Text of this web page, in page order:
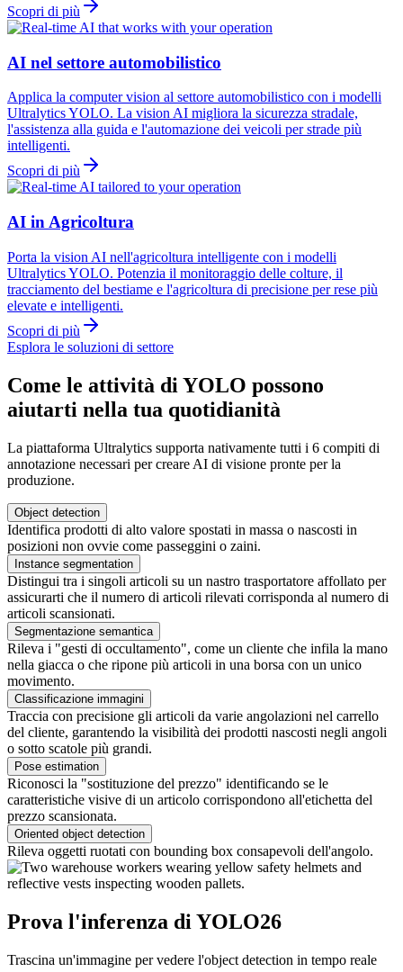
Scopri di più
AI nel settore automobilistico
Applica la computer vision al settore automobilistico con i modelli
Ultralytics YOLO. La vision AI migliora la sicurezza stradale,
l'assistenza alla guida e l'automazione dei veicoli per strade più
intelligenti.
Scopri di più
AI in Agricoltura
Porta la vision AI nell'agricoltura intelligente con i modelli
Ultralytics YOLO. Potenzia il monitoraggio delle colture, il
tracciamento del bestiame e l'agricoltura di precisione per rese più
elevate e intelligenti.
Scopri di più
Esplora le soluzioni di settore
Come le attività di YOLO possono
aiutarti nella tua quotidianità
La piattaforma Ultralytics supporta nativamente tutti i 6 compiti di
annotazione necessari per creare AI di visione pronte per la
produzione.
Object detection
Identifica prodotti di alto valore spostati in massa o nascosti in
posizioni non ovvie come passeggini o zaini.
Instance segmentation
Distingui tra i singoli articoli su un nastro trasportatore affollato per
assicurarti che il numero di articoli rilevati corrisponda al numero di
articoli scansionati.
Segmentazione semantica
Rileva i "gesti di occultamento", come un cliente che infila la mano
nella giacca o che ripone più articoli in una borsa con un unico
movimento.
Classificazione immagini
Traccia con precisione gli articoli da varie angolazioni nel carrello
del cliente, garantendo la visibilità dei prodotti nascosti negli angoli
o sotto scatole più grandi.
Pose estimation
Riconosci la "sostituzione del prezzo" identificando se le
caratteristiche visive di un articolo corrispondono all'etichetta del
prezzo scansionata.
Oriented object detection
Rileva oggetti ruotati con bounding box consapevoli dell'angolo.
Prova l'inferenza di YOLO26
Trascina un'immagine per vedere l'object detection in tempo reale